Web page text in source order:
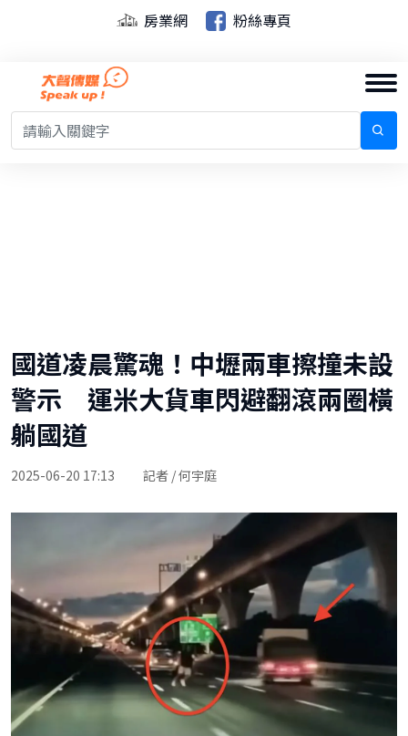
房業網 粉絲專頁
國道凌晨驚魂！中壢兩車擦撞未設
警示 運米大貨車閃避翻滾兩圈橫
躺國道
2025-06-20 17:13 記者 / 何宇庭